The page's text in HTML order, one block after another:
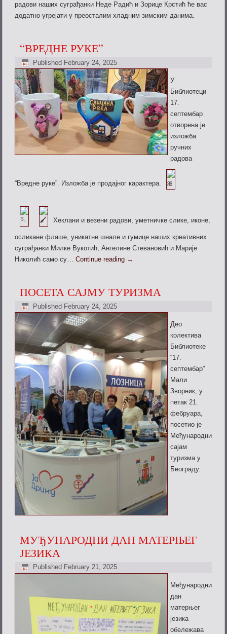
радови наших суграђанки Неде Радић и Зорице Крстић ће вас
додатно угрејати у преосталим хладним зимским данима.
“ВРЕДНЕ РУКЕ”
Published February 24, 2025
У
Библиотеци
17.
септембар
отворена је
изложба
ручних
радова
“Вредне руке”. Изложба је продајног карактера.
Хеклани и везени радови, уметничке слике, иконе,
осликане флаше, уникатне шнале и гумице наших креативних
суграђанки Милке Вукотић, Ангелине Стевановић и Марије
Николић само су…Continue reading →
ПОСЕТА САЈМУ ТУРИЗМА
Published February 24, 2025
Део
колектива
Библиотеке
“17.
септембар”
Мали
Зворник, у
петак 21.
фебруара,
посетио је
Међународни
сајам
туризма у
Београду.
МУЂУНАРОДНИ ДАН МАТЕРЊЕГ
ЈЕЗИКА
Published February 21, 2025
Међународни
дан
матерњег
језика
обележава